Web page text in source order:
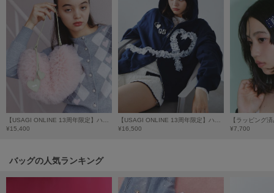
スナイデル ホーム
SOFER
SOMEWHERE BUTTER.
サムウェアバター
スイコック
¥15,400
¥16,500
¥7,700
バッグの人気ランキング